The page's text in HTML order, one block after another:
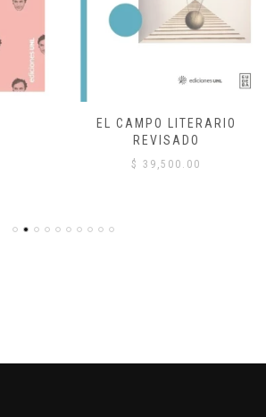
EL CAMPO LITERARIO
REVISADO
$ 39,500.00